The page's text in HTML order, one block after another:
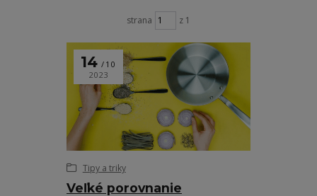
strana z 1
Veľké porovnanie
14
10
2023
Tipy a triky